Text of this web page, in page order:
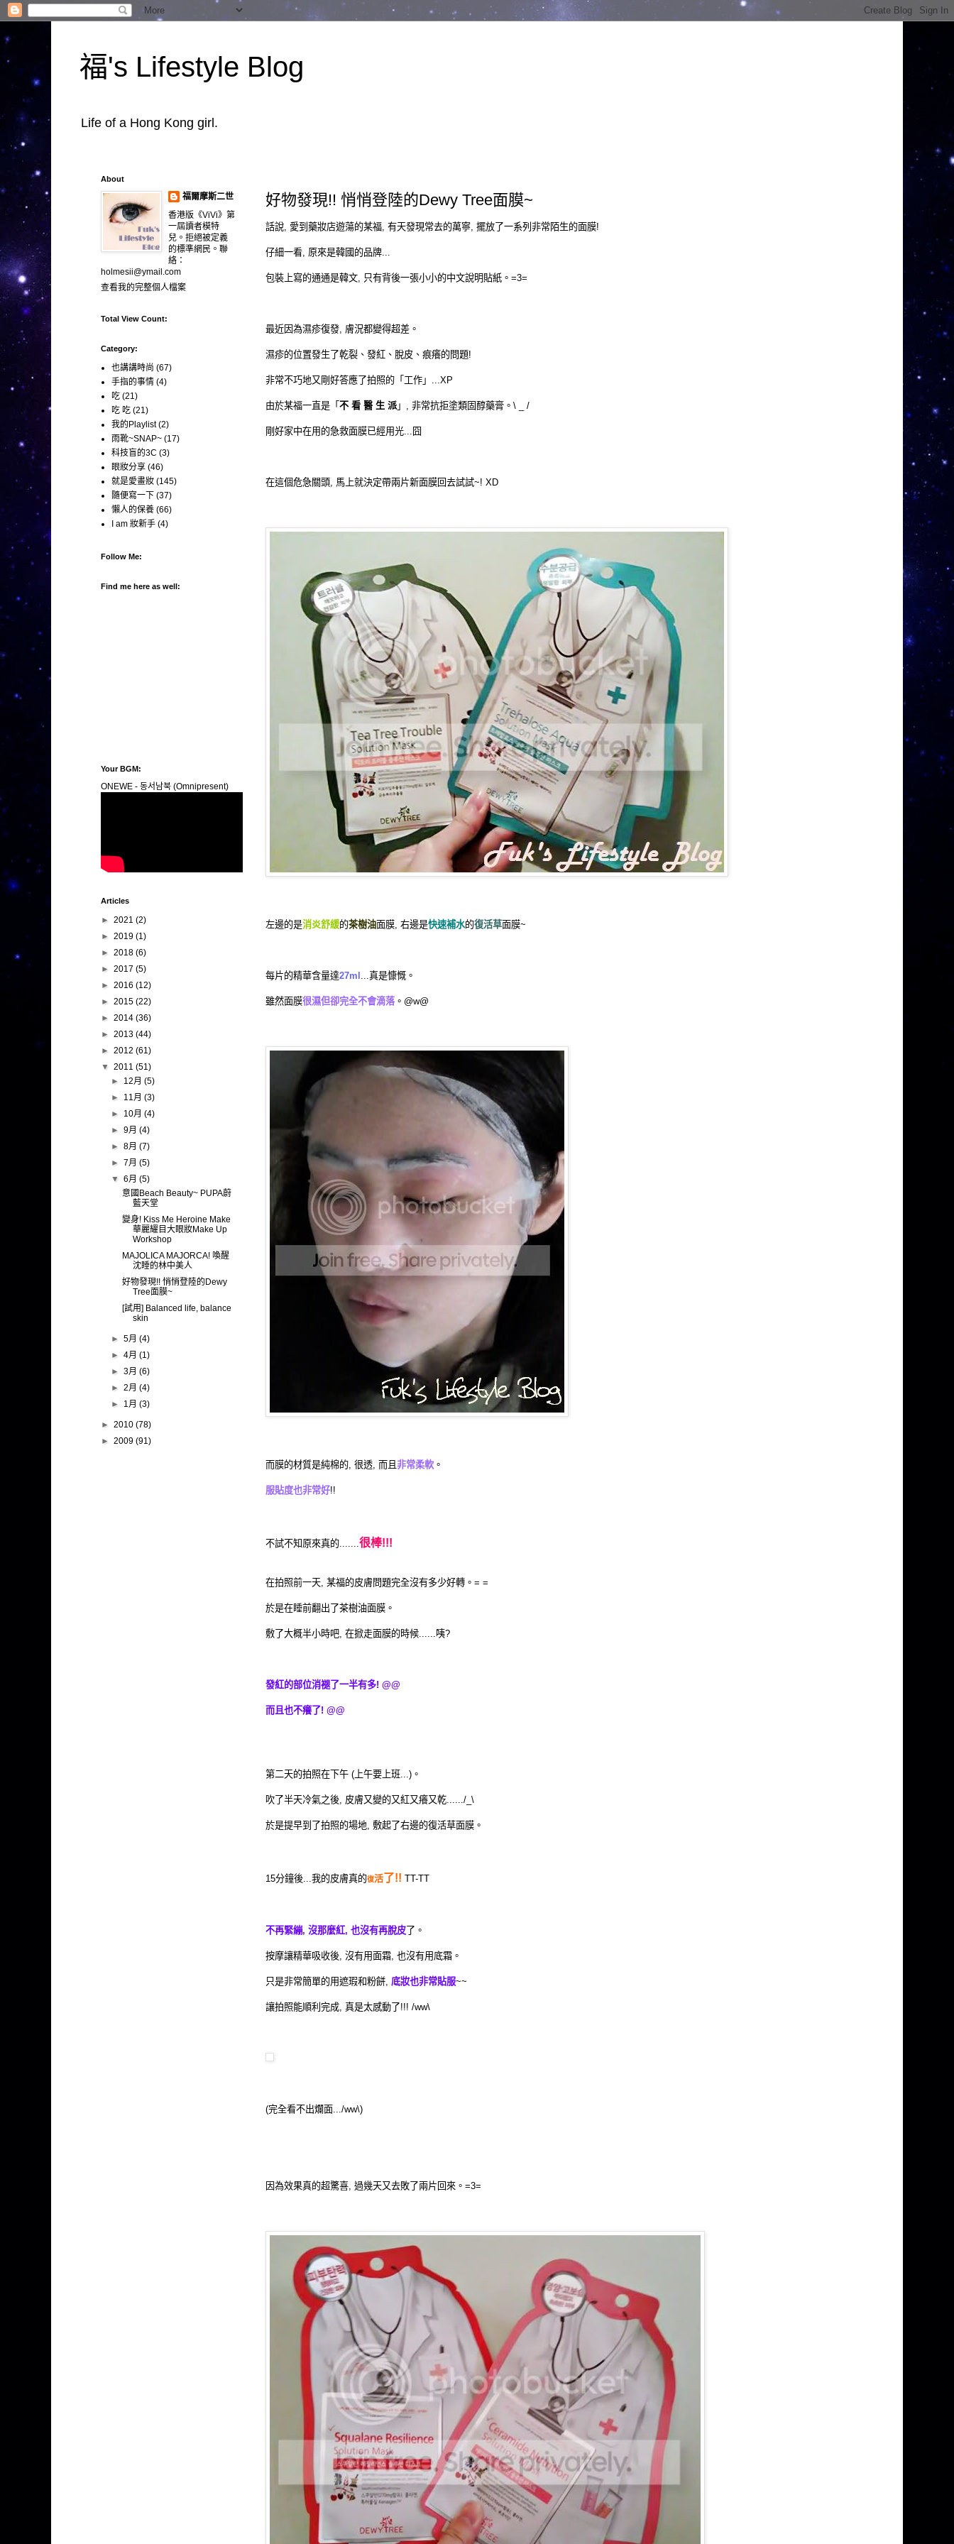
福's Lifestyle Blog
Life of a Hong Kong girl.
好物發現!! 悄悄登陸的Dewy Tree面膜~
話說, 愛到藥妝店遊蕩的某福, 有天發現常去的萬寧, 擺放了一系列非常陌生的面膜!
仔細一看, 原來是韓國的品牌...
包裝上寫的通通是韓文, 只有背後一張小小的中文說明貼紙。=3=
最近因為濕疹復發, 膚況都變得超差。
濕疹的位置發生了乾裂、發紅、脫皮、痕癢的問題!
非常不巧地又剛好答應了拍照的「工作」...XP
由於某福一直是「 不 看 醫 生 派 」, 非常抗拒塗類固醇藥膏。\ _ /
剛好家中在用的急救面膜已經用光...囧
在這個危急關頭, 馬上就決定帶兩片新面膜回去試試~! XD
左邊的是消炎舒緩的茶樹油面膜, 右邊是快速補水的復活草面膜~
每片的精華含量達27ml ...真是慷慨。
雖然面膜很濕但卻完全不會滴落。@w@
而膜的材質是純棉的, 很透, 而且 非常柔軟 。
服貼度也非常好!!
不試不知原來真的....... 很棒!!!
在拍照前一天, 某福的皮膚問題完全沒有多少好轉。= =
於是在睡前翻出了茶樹油面膜。
敷了大概半小時吧, 在掀走面膜的時候......咦?
發紅的部位消褪了一半有多! @@
而且也不癢了! @@
第二天的拍照在下午 (上午要上班...)。
吹了半天冷氣之後, 皮膚又變的又紅又癢又乾....../_\
於是提早到了拍照的場地, 敷起了右邊的復活草面膜。
15分鐘後...我的皮膚真的復活了!! TT-TT
不再緊繃, 沒那麼紅, 也沒有再脫皮了。
按摩讓精華吸收後, 沒有用面霜, 也沒有用底霜。
只是非常簡單的用遮瑕和粉餅, 底妝也非常貼服~~
讓拍照能順利完成, 真是太感動了!!! /ww\
(完全看不出爛面.../ww\)
因為效果真的超驚喜, 過幾天又去敗了兩片回來。=3=
About
福爾摩斯二世
香港版《ViVi》第
一屆讀者模特
兒。拒絕被定義
的標準網民。聯
絡：
holmesii@ymail.com
查看我的完整個人檔案
Total View Count:
Category:
也講講時尚 (67)
手指的事情 (4)
吃 (21)
吃 吃 (21)
我的Playlist (2)
雨靴~SNAP~ (17)
科技盲的3C (3)
眼妝分享 (46)
就是愛畫妝 (145)
隨便寫一下 (37)
懶人的保養 (66)
I am 妝新手 (4)
Follow Me:
Find me here as well:
Your BGM:
ONEWE - 동서남북 (Omnipresent)
Articles
► 2021 (2)
► 2019 (1)
► 2018 (6)
► 2017 (5)
► 2016 (12)
► 2015 (22)
► 2014 (36)
► 2013 (44)
► 2012 (61)
▼ 2011 (51)
► 12月(5)
► 11月(3)
► 10月(4)
►9月(4)
►8月(7)
►7月(5)
▼6月(5)
意國Beach Beauty~ PUPA蔚
藍天堂
變身! Kiss Me Heroine Make
華麗耀目大眼妝Make Up
Workshop
MAJOLICA MAJORCA! 喚醒
沈睡的林中美人
好物發現!! 悄悄登陸的Dewy
Tree面膜~
[試用] Balanced life, balance
skin
►5月(4)
►4月(1)
►3月(6)
►2月(4)
► 1月(3)
► 2010 (78)
► 2009 (91)